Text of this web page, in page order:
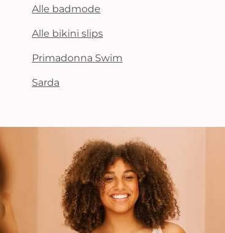
Alle badmode
Alle bikini slips
Primadonna Swim
Sarda